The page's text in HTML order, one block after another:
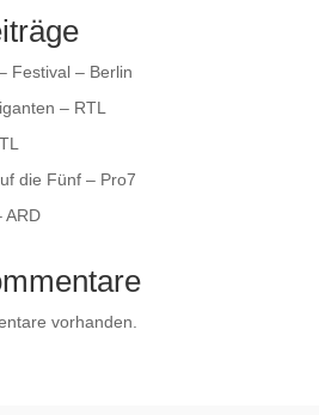
Festival – Berlin
– RTL
die Fünf – Pro7
ARD
vorhanden.